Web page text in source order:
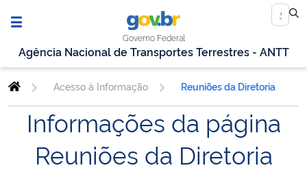
Governo Federal
Agência Nacional de Transportes Terrestres - ANTT
Acesso à Informação Reuniões da Diretoria
Informações da página
Reuniões da Diretoria